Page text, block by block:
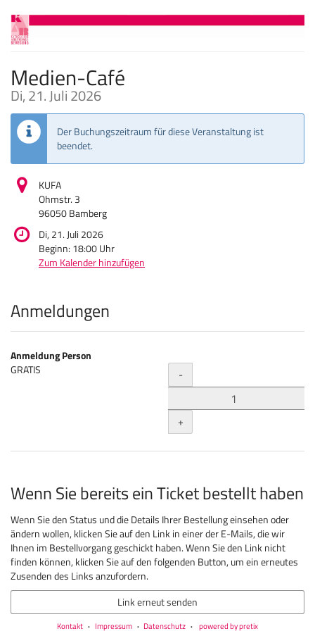
Zum
Haupt-
Inhalt
Medien-Café
Di, 21. Juli 2026
Der Buchungszeitraum für diese Veranstaltung ist
beendet.
KUFA
Ohmstr. 3
96050 Bamberg
Di, 21. Juli 2026
Beginn: 18:00Uhr
Zum Kalender hinzufügen
Produkte
Anmeldungen
Anmeldung Person
GRATIS
Menge
-
+
Wenn Sie bereits ein Ticket bestellt haben
Wenn Sie den Status und die Details Ihrer Bestellung einsehen oder
ändern wollen, klicken Sie auf den Link in einer der E-Mails, die wir
Ihnen im Bestellvorgang geschickt haben. Wenn Sie den Link nicht
finden können, klicken Sie auf den folgenden Button, um ein erneutes
Zusenden des Links anzufordern.
Link erneut senden
Kontakt Impressum Datenschutz powered by pretix